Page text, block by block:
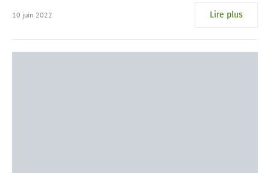
10 juin 2022 Lire plus